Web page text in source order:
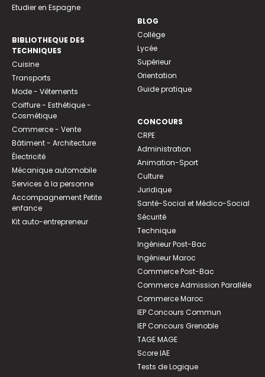
Etudier en Espagne
BIBLIOTHEQUE DES
TECHNIQUES
Cuisine
Transports
Mode - Vêtements
Coiffure - Esthétique -
Cosmétique
Commerce - Vente
Bâtiment - Architecture
Électricité
Mécanique automobile
Services à la personne
Accompagnement Petite
enfance
Kit auto-entrepreneur
BLOG
Collège
Lycée
Supérieur
Orientation
Guide pratique
CONCOURS
CRPE
Administration
Animation-Sport
Culture
Juridique
Santé-Social et Médico-Social
Sécurité
Technique
Ingénieur Post-Bac
Ingénieur Maroc
Commerce Post-Bac
Commerce Admission Parallèle
Commerce Maroc
IEP Concours Commun
IEP Concours Grenoble
TAGE MAGE
Score IAE
Tests de Logique